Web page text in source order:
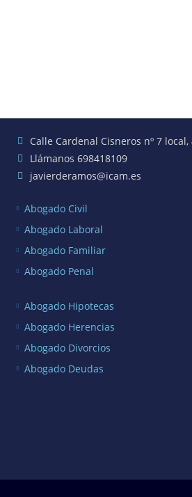
Calle Cardenal Cisneros nº 7 local,
Llámanos 698418109
javierderamos@icam.es
Abogado Civil
Abogado Laboral
Abogado Familiar
Abogado Penal
Abogado Hipotecas
Abogado Herencias
Abogado Divorcios
Abogado Deudas